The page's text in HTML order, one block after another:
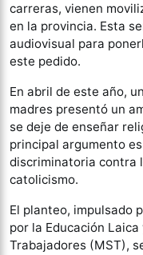
carreras, vienen
en la provincia. Esta
audiovisual para
este pedido.
En abril de este año,
madres presentó un
se deje de enseñar
principal argumento
discriminatoria contra
catolicismo.
El planteo, impulsado
por la Educación
Trabajadores (MST),